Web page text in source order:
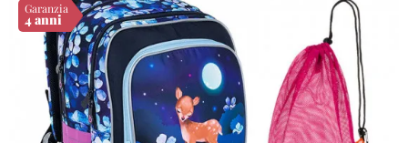
Garanzia
4 anni